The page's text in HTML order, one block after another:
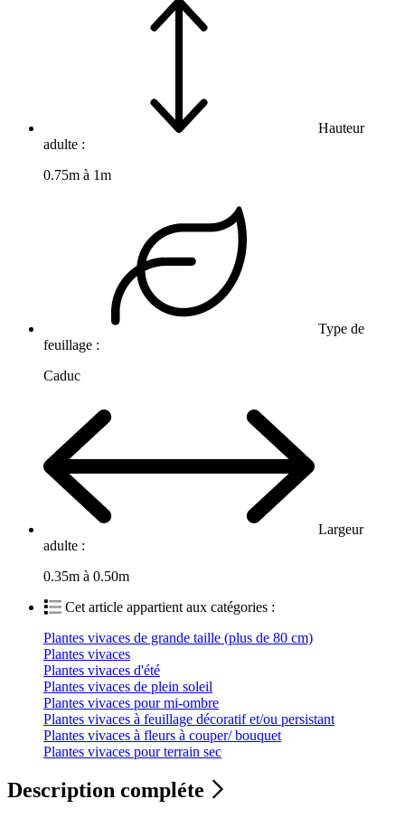
Hauteur
adulte :
0.75m à 1m
Type de
feuillage :
Caduc
Largeur
adulte :
0.35m à 0.50m
Cet article appartient aux catégories :
Plantes vivaces de grande taille (plus de 80 cm)
Plantes vivaces
Plantes vivaces d'été
Plantes vivaces de plein soleil
Plantes vivaces pour mi-ombre
Plantes vivaces à feuillage décoratif et/ou persistant
Plantes vivaces à fleurs à couper/ bouquet
Plantes vivaces pour terrain sec
Description compléte